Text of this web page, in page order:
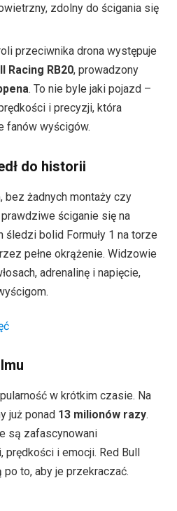
zdolny do ścigania się
przeciwnika drona występuje
Racing RB20, prowadzony
. To nie byle jaki pojazd –
i precyzji, która
fanów wyścigów.
do historii
bez żadnych montaży czy
ściganie się na
śledzi bolid Formuły 1 na torze
pełne okrążenie. Widzowie
adrenalinę i napięcie,
w krótkim czasie. Na
już ponad 13 milionów razy.
są zafascynowani
prędkości i emocji. Red Bull
po to, aby je przekraczać.